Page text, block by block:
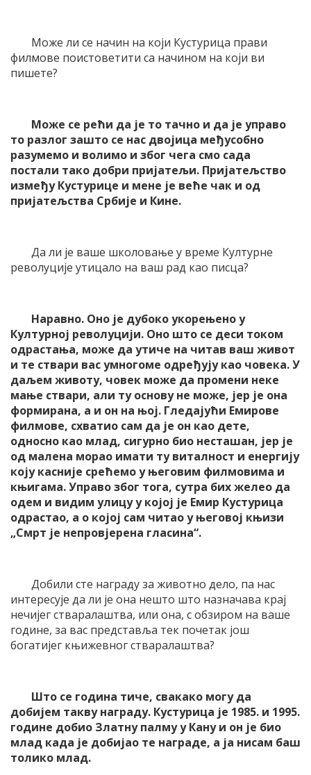
Може ли се начин на који Кустурица прави
филмове поистоветити са начином на који ви
пишете?
Може се рећи да је то тачно и да је управо
то разлог зашто се нас двојица међусобно
разумемо и волимо и због чега смо сада
постали тако добри пријатељи. Пријатељство
између Кустурице и мене је веће чак и од
пријатељства Србије и Кине.
Да ли је ваше школовање у време Културне
револуције утицало на ваш рад као писца?
Наравно. Оно је дубоко укорењено у
Културној револуцији. Оно што се деси током
одрастања, може да утиче на читав ваш живот
и те ствари вас умногоме одређују као човека. У
даљем животу, човек може да промени неке
мање ствари, али ту основу не може, јер је она
формирана, а и он на њој. Гледајући Емирове
филмове, схватио сам да је он као дете,
односно као млад, сигурно био несташан, јер је
од малена морао имати ту виталност и енергију
коју касније срећемо у његовим филмовима и
књигама. Управо због тога, сутра бих желео да
одем и видим улицу у којој је Емир Кустурица
одрастао, а о којој сам читао у његовој књизи
„Смрт је непровјерена гласина“.
Добили сте награду за животно дело, па нас
интересује да ли је она нешто што назначава крај
нечијег стваралаштва, или она, с обзиром на ваше
године, за вас представља тек почетак још
богатијег књижевног стваралаштва?
Што се година тиче, свакако могу да
добијем такву награду. Кустурица је 1985. и 1995.
године добио Златну палму у Кану и он је био
млад када је добијао те награде, а ја нисам баш
толико млад.